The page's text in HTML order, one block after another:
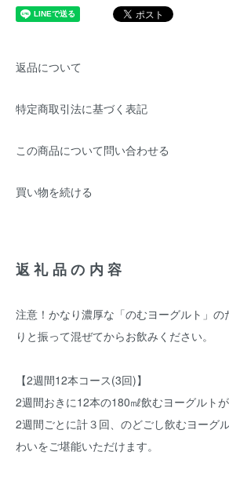
返品について
特定商取引法に基づく表記
この商品について問い合わせる
買い物を続ける
返礼品の内容
注意！かなり濃厚な「のむヨーグルト」
りと振って混ぜてからお飲みください。
【2週間12本コース(3回)】
2週間おきに12本の180㎖飲むヨーグルトが
2週間ごとに計３回、のどごし飲むヨーグ
わいをご堪能いただけます。